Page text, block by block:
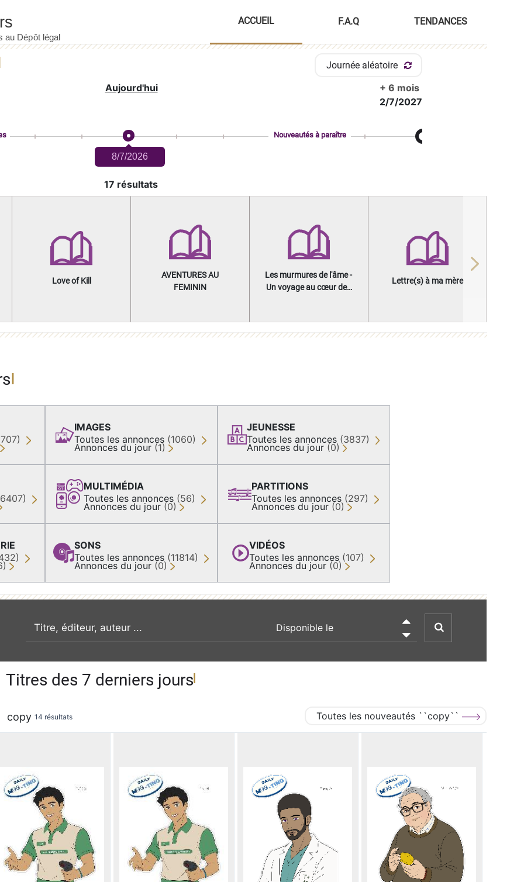
ACCUEIL F.A.Q TENDANCES
Journée aléatoire
Aujourd'hui
+ 6 mois
2/7/2027
8/7/2026
Nouveautés à paraître
17 résultats
Love of Kill
AVENTURES AU
FEMININ
Les murmures de l'âme -
Un voyage au cœur des
Lettre(s) à ma mère
Next
IMAGES
Toutes les annonces (1060)
Annonces du jour (1)
MULTIMÉDIA
Toutes les annonces (56)
Annonces du jour (0)
SONS
Toutes les annonces (11814)
Annonces du jour (0)
JEUNESSE
Toutes les annonces (3837)
Annonces du jour (0)
PARTITIONS
Toutes les annonces (297)
Annonces du jour (0)
VIDÉOS
Toutes les annonces (107)
Annonces du jour (0)
recherche par mot clé

Titres des 7 derniers jours
copy 14 résultats Toutes les nouveautés ``copy``